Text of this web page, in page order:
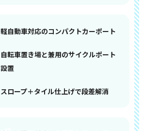
軽自動車対応のコンパクトカーポート
自転車置き場と兼用のサイクルポート
設置
スロープ＋タイル仕上げで段差解消